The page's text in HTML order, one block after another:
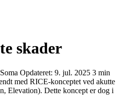
skader
Opdateret: 9. jul. 2025 3 min
med RICE-konceptet ved akutte
Elevation). Dette koncept er dog i